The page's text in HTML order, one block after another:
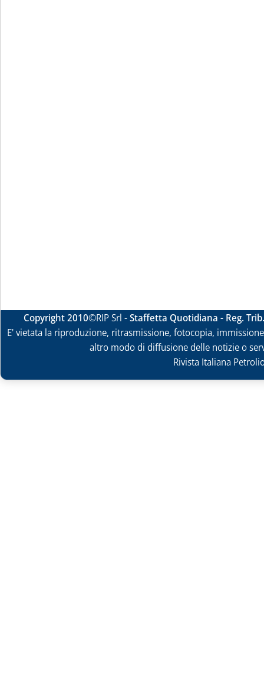
Copyright 2010©RIP Srl -Staffetta Quotidiana - Reg.
E' vietata la riproduzione, ritrasmissione, fotocopia,
altro modo di diffusione delle notizie o
Rivista Italiana